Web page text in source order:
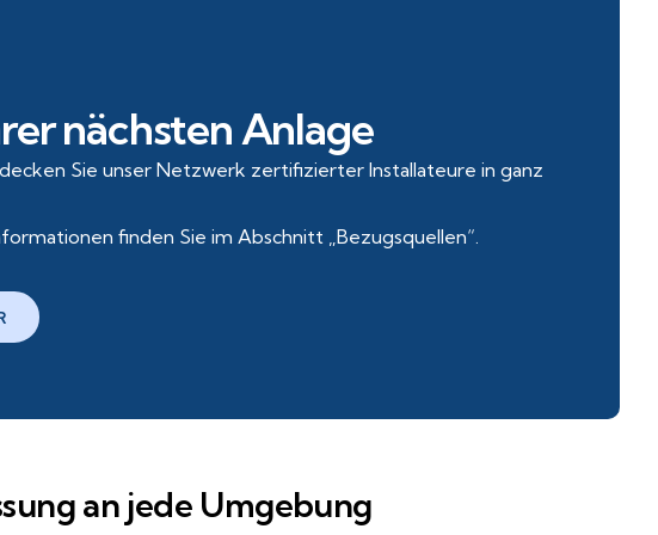
nächsten Anlage
Sie unser Netzwerk zertifizierter Installateure in ganz
finden Sie im Abschnitt „Bezugsquellen“.
an jede Umgebung